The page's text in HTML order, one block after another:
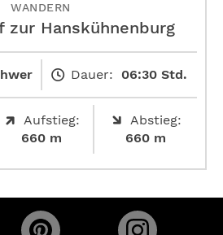
WANDERN
zur ­Hanskühnenburg
Dauer: 06:30 Std.
Aufstieg:
660 m
Abstieg:
660 m